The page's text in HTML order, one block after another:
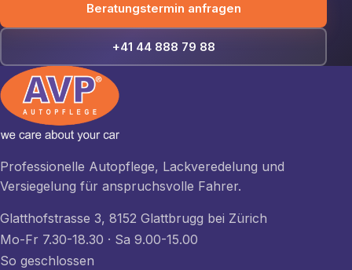
Beratungstermin anfragen
+41 44 888 79 88
Professionelle Autopflege, Lackveredelung und
Versiegelung für anspruchsvolle Fahrer.
Glatthofstrasse 3, 8152 Glattbrugg bei Zürich
Mo-Fr 7.30-18.30 · Sa 9.00-15.00
So geschlossen